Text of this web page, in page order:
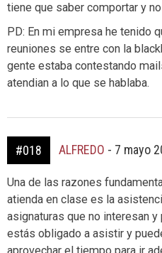
tiene que saber comportar y
PD: En mi empresa he tenido
reuniones se entre con la
gente estaba contestando
atendian a lo que se hablaba.
#018 ALFREDO - 7 mayo
Una de las razones
atienda en clase es la
asignaturas que no interesan
estás obligado a asistir y